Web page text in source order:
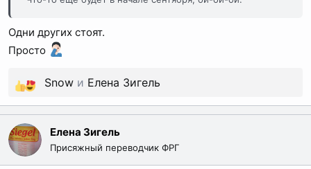
Одни других стоят.
Просто
Р
е
а
к
ц
Snow и Елена Зигель
Елена Зигель
Присяжный переводчик ФРГ